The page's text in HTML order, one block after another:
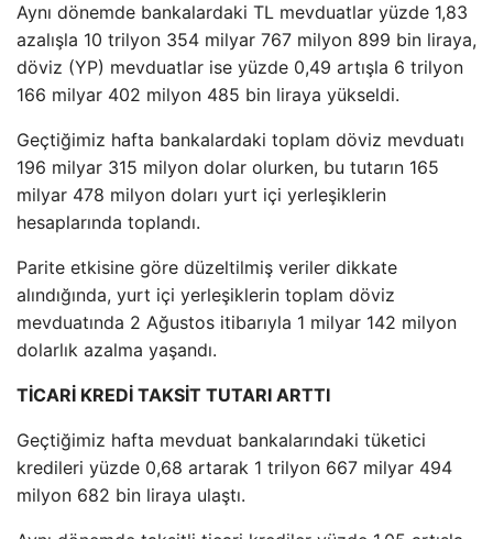
Aynı dönemde bankalardaki TL mevduatlar yüzde 1,83
azalışla 10 trilyon 354 milyar 767 milyon 899 bin liraya,
döviz (YP) mevduatlar ise yüzde 0,49 artışla 6 trilyon
166 milyar 402 milyon 485 bin liraya yükseldi.
Geçtiğimiz hafta bankalardaki toplam döviz mevduatı
196 milyar 315 milyon dolar olurken, bu tutarın 165
milyar 478 milyon doları yurt içi yerleşiklerin
hesaplarında toplandı.
Parite etkisine göre düzeltilmiş veriler dikkate
alındığında, yurt içi yerleşiklerin toplam döviz
mevduatında 2 Ağustos itibarıyla 1 milyar 142 milyon
dolarlık azalma yaşandı.
TİCARİ KREDİ TAKSİT TUTARI ARTTI
Geçtiğimiz hafta mevduat bankalarındaki tüketici
kredileri yüzde 0,68 artarak 1 trilyon 667 milyar 494
milyon 682 bin liraya ulaştı.